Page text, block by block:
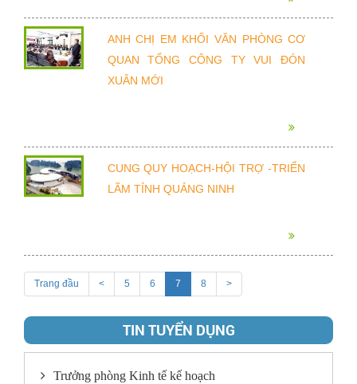
ANH CHỊ EM KHỐI VĂN PHÒNG CƠ
QUAN TỔNG CÔNG TY VUI ĐÓN
XUÂN MỚI
CUNG QUY HOẠCH-HỘI TRỢ -TRIỂN
LÃM TỈNH QUẢNG NINH
Trang đầu < 5 6 7 8 >
TIN TUYỂN DỤNG
Trưởng phòng Kinh tế kế hoạch